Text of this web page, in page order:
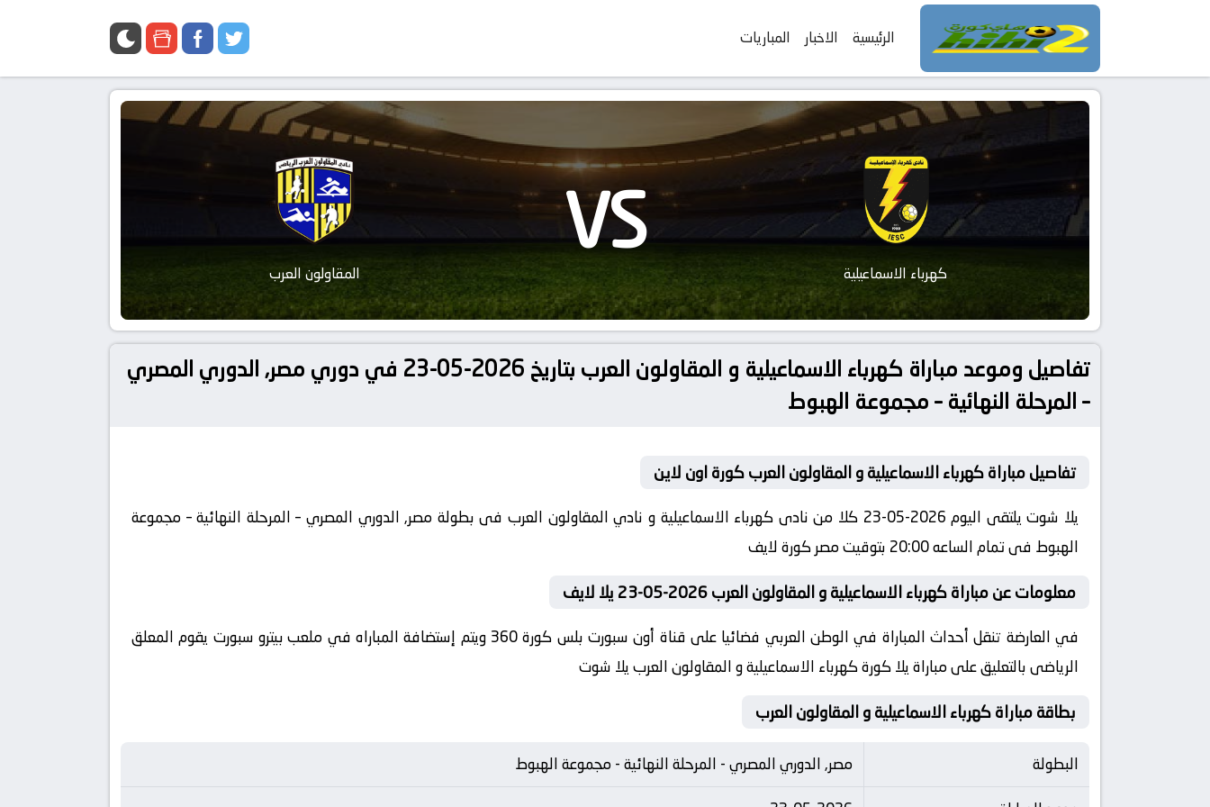
الرئيسية الاخبار المباريات
كهرباء الاسماعيلية VS المقاولون العرب
تفاصيل وموعد مباراة كهرباء الاسماعيلية و المقاولون العرب بتاريخ 2026-05-23 في دوري مصر, الدوري المصري
– المرحلة النهائية – مجموعة الهبوط
تفاصيل مباراة كهرباء الاسماعيلية و المقاولون العرب كورة اون لاين
يلا شوت يلتقى اليوم 2026-05-23 كلا من نادى كهرباء الاسماعيلية و نادي المقاولون العرب فى بطولة مصر, الدوري المصري – المرحلة النهائية – مجموعة
الهبوط فى تمام الساعه 20:00 بتوقيت مصر كورة لايف
معلومات عن مباراة كهرباء الاسماعيلية و المقاولون العرب 2026-05-23 يلا لايف
في العارضة تنقل أحداث المباراة في الوطن العربي فضائيا على قناة أون سبورت بلس كورة 360 ويتم إستضافة المباراه في ملعب بيترو سبورت يقوم المعلق
الرياضى بالتعليق على مباراة يلا كورة كهرباء الاسماعيلية و المقاولون العرب يلا شوت
بطاقة مباراة كهرباء الاسماعيلية و المقاولون العرب
البطولة
مصر, الدوري المصري - المرحلة النهائية - مجموعة الهبوط